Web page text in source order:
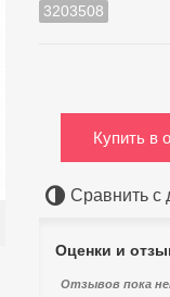
3203508
Купить в
Сравнить с
Оценки и
Отзывов пока